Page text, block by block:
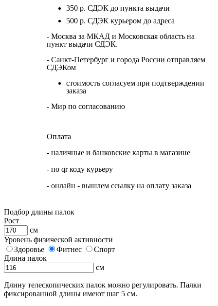
350 р. СДЭК до пункта выдачи
500 р. СДЭК курьером до адреса
- Москва за МКАД и Московская область на
пункт выдачи СДЭК.
- Санкт-Петербург и города России отправляем
СДЭКом
стоимость согласуем при подтверждении
заказа
- Мир по согласованию
Оплата
- наличные и банковские карты в магазине
- по qr коду курьеру
- онлайн - вышлем ссылку на оплату заказа
Подбор длины палок
Рост
см
Уровень физической активности
Здоровье
Фитнес
Спорт
Длина палок
см
Длину телескопических палок можно регулировать. Палки
фиксированной длины имеют шаг 5 см.